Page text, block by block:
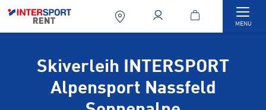
MENU
Skiverleih INTERSPORT
Alpensport Nassfeld